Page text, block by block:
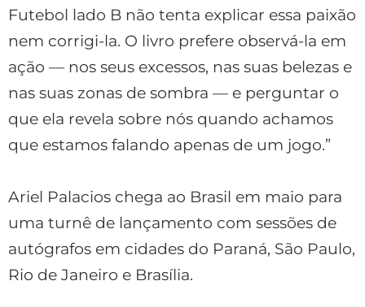
Futebol lado B não tenta explicar essa paixão
nem corrigi-la. O livro prefere observá-la em
ação — nos seus excessos, nas suas belezas e
nas suas zonas de sombra — e perguntar o
que ela revela sobre nós quando achamos
que estamos falando apenas de um jogo.”
Ariel Palacios chega ao Brasil em maio para
uma turnê de lançamento com sessões de
autógrafos em cidades do Paraná, São Paulo,
Rio de Janeiro e Brasília.